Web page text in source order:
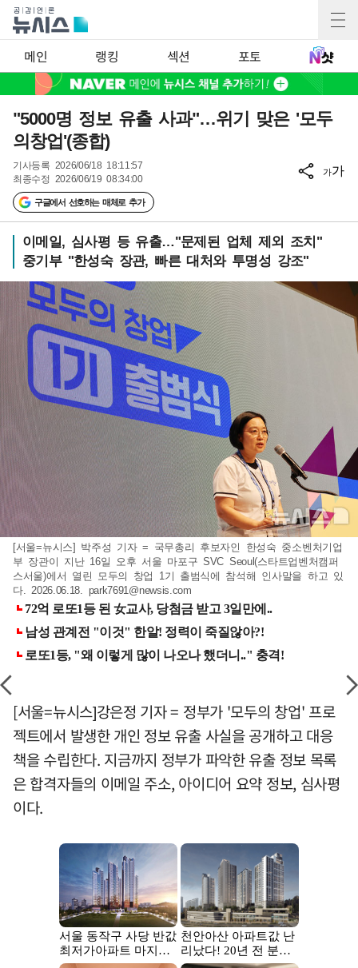
메인 랭킹 섹션 포토
"5000명 정보 유출 사과"…위기 맞은 '모두
의창업'(종합)
기사등록 2026/06/18 18:11:57
최종수정 2026/06/19 08:34:00
구글에서 선호하는 매체로 추가
가가
이메일, 심사평 등 유출…"문제된 업체 제외 조치"
중기부 "한성숙 장관, 빠른 대처와 투명성 강조"
[서울=뉴시스] 박주성 기자 = 국무총리 후보자인 한성숙 중소벤처기업
부 장관이 지난 16일 오후 서울 마포구 SVC Seoul(스타트업벤처캠퍼
스서울)에서 열린 모두의 창업 1기 출범식에 참석해 인사말을 하고 있
다. 2026.06.18. park7691@newsis.com
[서울=뉴시스]강은정 기자 = 정부가 '모두의 창업' 프로
젝트에서 발생한 개인 정보 유출 사실을 공개하고 대응
책을 수립한다. 지금까지 정부가 파악한 유출 정보 목록
은 합격자들의 이메일 주소, 아이디어 요약 정보, 심사평
이다.